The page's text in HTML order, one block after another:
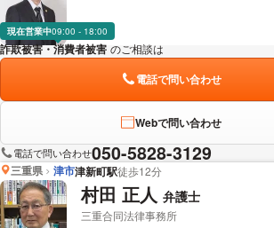
現在営業中09:00 - 18:00
詐欺被害・消費者被害 のご相談は
電話で問い合わせ
Webで問い合わせ
電話で問い合わせ050-5828-3129
三重県 津市津新町駅徒歩12分
村田 正人 弁護士
三重合同法律事務所